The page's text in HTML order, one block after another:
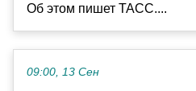
Об этом пишет ТАСС....
09:00, 13 Сен